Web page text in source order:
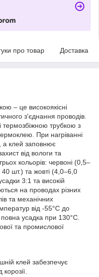
про товар Доставка
– це високоякісні
з'єднання проводів.
термозбіжною трубкою з
При нагріванні
а клей заповнює
від вологи та
кольорів: червоні (0,5–
шт.) та жовті (4,0–6,0
3:1 та високій
на проводах різних
та механічних
від -55°C до
усадка при 130°C.
та промислової
клей забезпечує